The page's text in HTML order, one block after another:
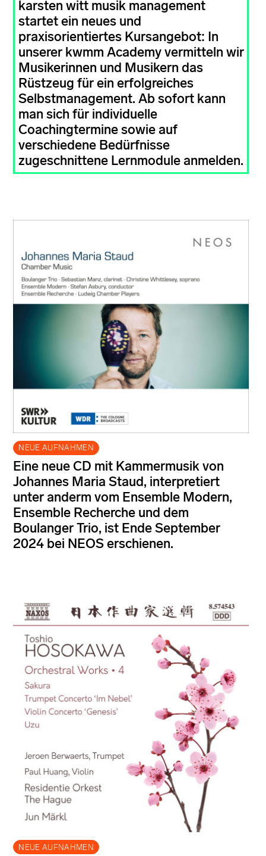
karsten witt musik management
startet ein neues und
praxisorientiertes Kursangebot: In
unserer kwmm Academy vermitteln wir
Musikerinnen und Musikern das
Rüstzeug für ein erfolgreiches
Selbstmanagement. Ab sofort kann
man sich für individuelle
Coachingtermine sowie auf
verschiedene Bedürfnisse
zugeschnittene Lernmodule anmelden.
NEUE AUFNAHMEN
Eine neue CD mit Kammermusik von
Johannes Maria Staud, interpretiert
unter anderm vom Ensemble Modern,
Ensemble Recherche und dem
Boulanger Trio, ist Ende September
2024 bei NEOS erschienen.
NEUE AUFNAHMEN